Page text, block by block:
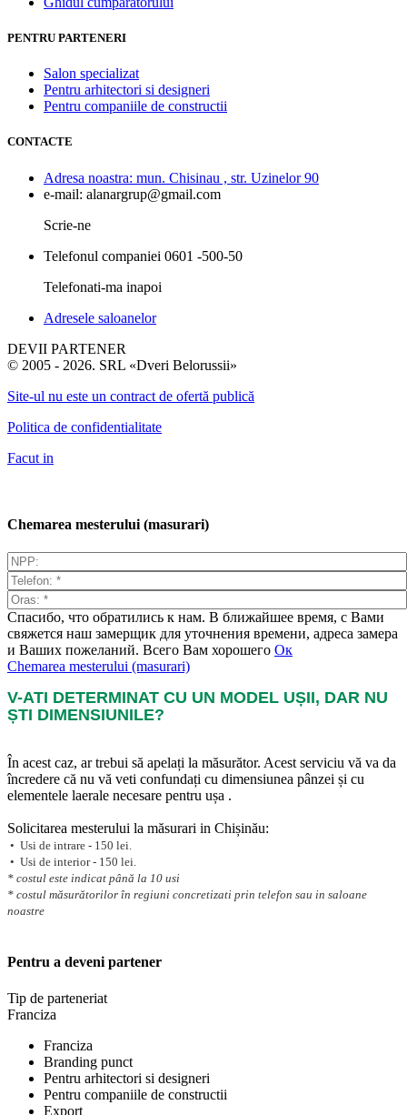
PENTRU PARTENERI
Salon specializat
Pentru arhitectori si designeri
Pentru companiile de constructii
CONTACTE
Adresa noastra: mun. Chisinau , str. Uzinelor 90
e-mail: alanargrup@gmail.com
Scrie-ne
Telefonul companiei 0601 -500-50
Telefonati-ma inapoi
Adresele saloanelor
DEVII PARTENER
© 2005 - 2026. SRL «Dveri Belorussii»
Site-ul nu este un contract de ofertă publică
Politica de confidentialitate
Facut in
Chemarea mesterului (masurari)
Спасибо, что обратились к нам. В ближайшее время, с Вами
свяжется наш замерщик для уточнения времени, адреса замера
и Ваших пожеланий. Всего Вам хорошего Ок
Chemarea mesterului (masurari)
V-ATI DETERMINAT CU UN MODEL UȘII, DAR NU
ȘTI DIMENSIUNILE?
În acest caz, ar trebui să apelați la măsurător. Acest serviciu vă va da
încredere că nu vă veti confundați cu dimensiunea pânzei și cu
elementele laerale necesare pentru ușa .
Solicitarea mesterului la măsurari in Chișinău:
• Usi de intrare - 150 lei.
• Usi de interior - 150 lei.
* costul este indicat până la 10 usi
* costul măsurătorilor în regiuni concretizati prin telefon sau in saloane
noastre
Pentru a deveni partener
Tip de parteneriat
Franciza
Franciza
Branding punct
Pentru arhitectori si designeri
Pentru companiile de constructii
Export